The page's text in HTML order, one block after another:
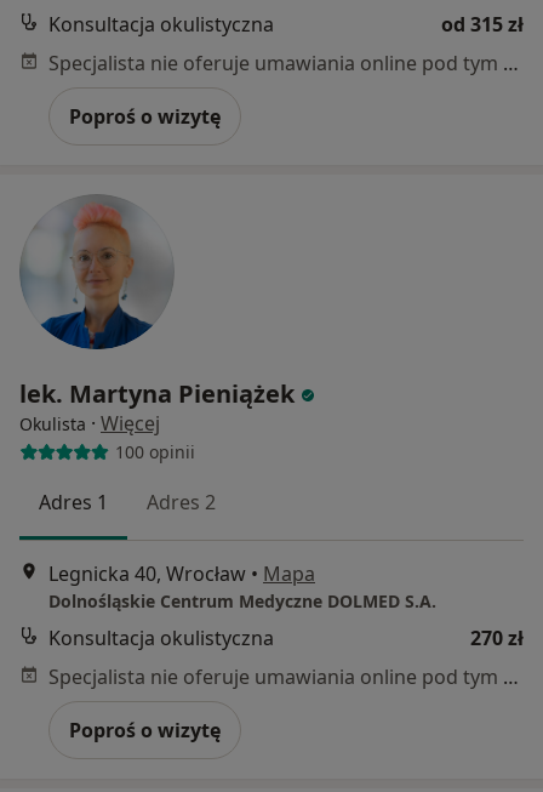
Konsultacja okulistyczna
od 315 zł
Specjalista nie oferuje umawiania online pod tym adresem.
Poproś o wizytę
lek. Martyna Pieniążek
Okulista · Więcej
100 opinii
Adres 1 Adres 2
Legnicka 40, Wrocław • Mapa
Dolnośląskie Centrum Medyczne DOLMED S.A.
Konsultacja okulistyczna
270 zł
Specjalista nie oferuje umawiania online pod tym adresem.
Poproś o wizytę